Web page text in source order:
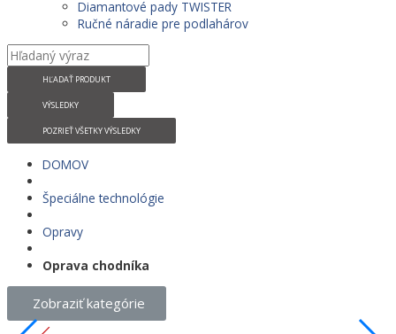
Diamantové pady TWISTER
Ručné náradie pre podlahárov
HĽADAŤ PRODUKT
VÝSLEDKY
POZRIEŤ VŠETKY VÝSLEDKY
DOMOV
Špeciálne technológie
Opravy
Oprava chodníka
Zobraziť kategórie